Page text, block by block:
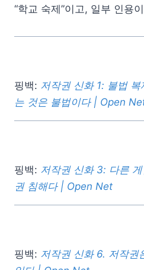
“학교 숙제”이고, 일부 인용
핑백: 저작권 신화 1: 불법
는 것은 불법이다 | Open
핑백: 저작권 신화 3: 다른
권 침해다 | Open Net
핑백: 저작권 신화 6. 저작권